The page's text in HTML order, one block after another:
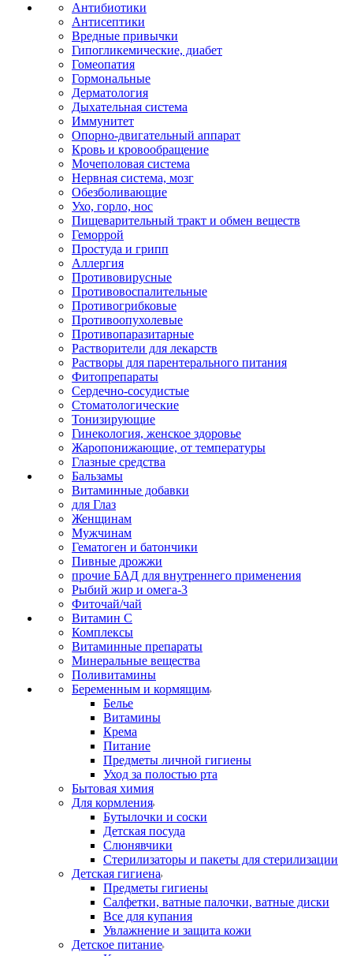
Антибиотики
Антисептики
Вредные привычки
Гипогликемические, диабет
Гомеопатия
Гормональные
Дерматология
Дыхательная система
Иммунитет
Опорно-двигательный аппарат
Кровь и кровообращение
Мочеполовая система
Нервная система, мозг
Обезболивающие
Ухо, горло, нос
Пищеварительный тракт и обмен веществ
Геморрой
Простуда и грипп
Аллергия
Противовирусные
Противовоспалительные
Противогрибковые
Противоопухолевые
Противопаразитарные
Растворители для лекарств
Растворы для парентерального питания
Фитопрепараты
Сердечно-сосудистые
Стоматологические
Тонизирующие
Гинекология, женское здоровье
Жаропонижающие, от температуры
Глазные средства
Бальзамы
Витаминные добавки
для Глаз
Женщинам
Мужчинам
Гематоген и батончики
Пивные дрожжи
прочие БАД для внутреннего применения
Рыбий жир и омега-3
Фиточай/чай
Витамин С
Комплексы
Витаминные препараты
Минеральные вещества
Поливитамины
Беременным и кормящим
Белье
Витамины
Крема
Питание
Предметы личной гигиены
Уход за полостью рта
Бытовая химия
Для кормления
Бутылочки и соски
Детская посуда
Слюнявчики
Стерилизаторы и пакеты для стерилизации
Детская гигиена
Предметы гигиены
Салфетки, ватные палочки, ватные диски
Все для купания
Увлажнение и защита кожи
Детское питание